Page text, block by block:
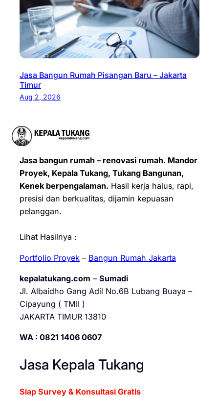
Jasa Bangun Rumah Pisangan Baru – Jakarta
Timur
Aug 2, 2026
Jasa bangun rumah – renovasi rumah. Mandor
Proyek, Kepala Tukang, Tukang Bangunan,
Kenek berpengalaman. Hasil kerja halus, rapi,
presisi dan berkualitas, dijamin kepuasan
pelanggan.
Lihat Hasilnya :
Portfolio Proyek – Bangun Rumah Jakarta
kepalatukang.com – Sumadi
Jl. Albaidho Gang Adil No.6B Lubang Buaya –
Cipayung ( TMII )
JAKARTA TIMUR 13810
WA : 0821 1406 0607
Jasa Kepala Tukang
Siap Survey & Konsultasi Gratis